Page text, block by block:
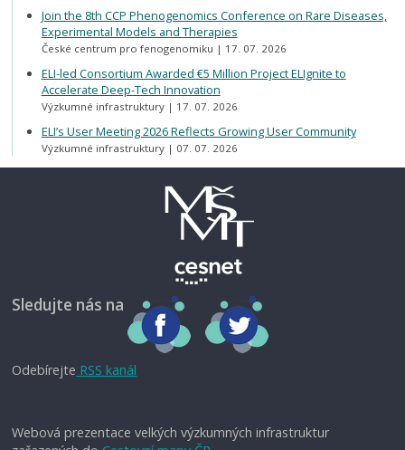
Join the 8th CCP Phenogenomics Conference on Rare Diseases,
Experimental Models and Therapies
České centrum pro fenogenomiku 17. 07. 2026
ELI-led Consortium Awarded €5 Million Project ELIgnite to
Accelerate Deep-Tech Innovation
Výzkumné infrastruktury 17. 07. 2026
ELI’s User Meeting 2026 Reflects Growing User Community
Výzkumné infrastruktury 07. 07. 2026
Sledujte nás na
Odebírejte RSS kanál
Webová prezentace velkých výzkumných infrastruktur